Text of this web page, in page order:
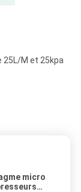
25L/M et 25kpa
micro